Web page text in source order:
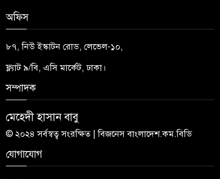
অফিস
৮৭, নিউ ইস্কাটন রোড, লেভেল-১০,
ফ্ল্যাট ৯/বি, এসি মার্কেট, ঢাকা।
সম্পাদক
মেহেদী হাসান বাবু
© ২০২৪ সর্বস্বত্ব সংরক্ষিত | বিজনেস বাংলাদেশ.কম.বিডি
যোগাযোগ